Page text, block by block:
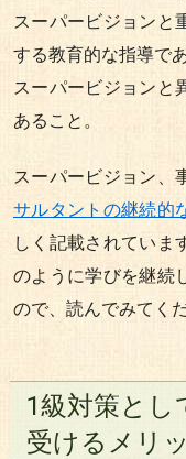
スーパービジョンと
する教育的な指導で
スーパービジョンと
あること。
スーパービジョン、
サルタントの継続的
しく記載されていま
のように学びを継続
ので、読んでみてくだ
1級対策とし
受けるメリ